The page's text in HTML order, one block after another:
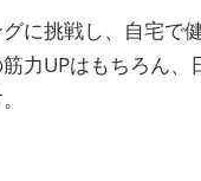
に挑戦し、自宅で
力UPはもちろん、